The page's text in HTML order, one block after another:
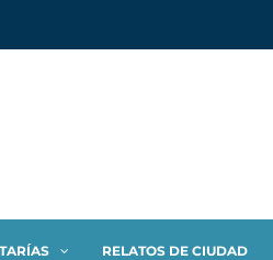
RELATOS DE CIUDAD